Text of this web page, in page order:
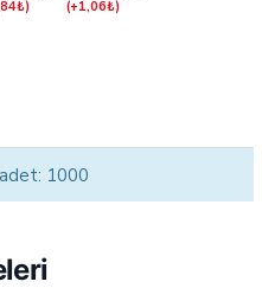
(+1,06₺)
1000